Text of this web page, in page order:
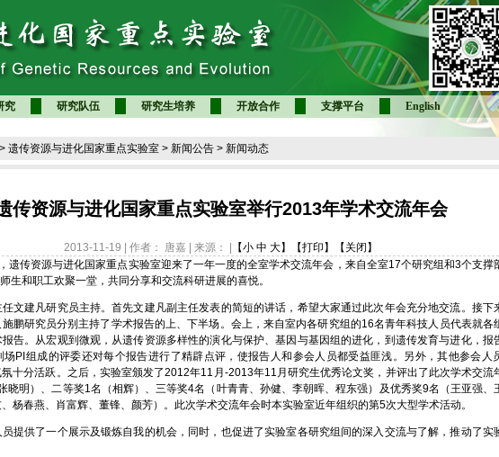
究 研究队伍 研究生培养 开放合作 支撑平台 English
> 遗传资源与进化国家重点实验室 > 新闻公告 > 新闻动态
传资源与进化国家重点实验室举行2013年学术交流年会
2013-11-19 | 作者： 唐嘉 | 来源： | 【小 中 大】 【打印】
【关闭】
传资源与进化国家重点实验室迎来了一年一度的全室学术交流年会，来自全室17个研究组和3个支撑
生和职工欢聚一堂，共同分享和交流科研进展的喜悦。
建凡研究员主持。首先文建凡副主任发表的简短的讲话，希望大家通过此次年会充分地交流。接下
鹏研究员分别主持了学术报告的上、下半场。会上，来自室内各研究组的16名青年科技人员代表就各
告。从宏观到微观，从遗传资源多样性的演化与保护、基因与基因组的进化，到遗传发育与进化，报
场PI组成的评委还对每个报告进行了精辟点评，使报告人和参会人员都受益匪浅。另外，其他参会人
十分活跃。之后，实验室颁发了2012年11月-2013年11月研究生优秀论文奖，并评出了此次学术交流
晓明）、二等奖1名（相辉）、三等奖4名（叶青青、孙健、李朝晖、程东强）及优秀奖9名（王亚强、
杨春燕、肖富辉、董锋、颜芳）。此次学术交流年会时本实验室近年组织的第5次大型学术活动。
供了一个展示及锻炼自我的机会，同时，也促进了实验室各研究组间的深入交流与了解，推动了实